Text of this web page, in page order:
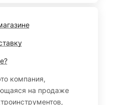
компания,
на продаже